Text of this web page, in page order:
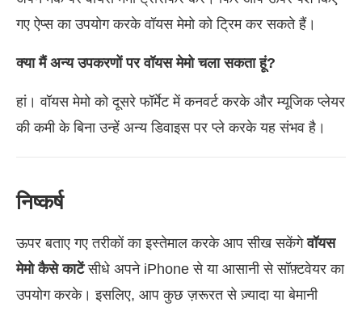
गए ऐप्स का उपयोग करके वॉयस मेमो को ट्रिम कर सकते हैं।
क्या मैं अन्य उपकरणों पर वॉयस मेमो चला सकता हूं?
हां। वॉयस मेमो को दूसरे फॉर्मेट में कनवर्ट करके और म्यूजिक प्लेयर
की कमी के बिना उन्हें अन्य डिवाइस पर प्ले करके यह संभव है।
निष्कर्ष
ऊपर बताए गए तरीकों का इस्तेमाल करके आप सीख सकेंगेवॉयस
मेमो कैसे काटेंसीधे अपने iPhone से या आसानी से सॉफ़्टवेयर का
उपयोग करके। इसलिए, आप कुछ ज़रूरत से ज़्यादा या बेमानी